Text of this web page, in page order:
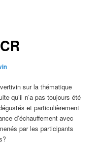
sur la thématique
qu’il n’a pas toujours été
et particulièrement
d’échauffement avec
par les participants